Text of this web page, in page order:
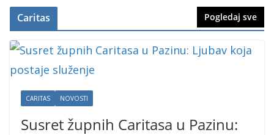
Caritas Pogledaj sve
CARITAS NOVOSTI
Susret župnih Caritasa u Pazinu: